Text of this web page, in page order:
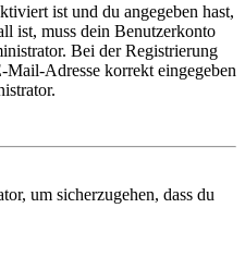
ist und du angegeben hast,
ist, muss dein Benutzerkonto
Bei der Registrierung
Adresse korrekt eingegeben
um sicherzugehen, dass du